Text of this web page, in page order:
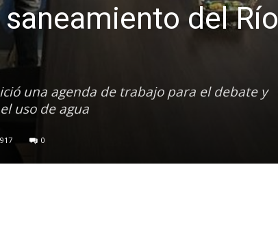
del Río
una agenda de trabajo para el debate y
uso de agua
917 0